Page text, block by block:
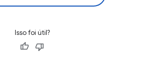
Isso foi útil?